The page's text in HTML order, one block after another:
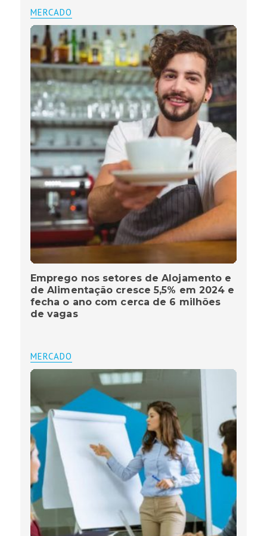
MERCADO
Emprego nos setores de Alojamento e
de Alimentação cresce 5,5% em 2024 e
fecha o ano com cerca de 6 milhões
de vagas
MERCADO